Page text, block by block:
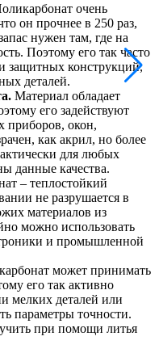
очень
он прочнее в 250 раз,
нужен там, где на
Поэтому его так часто
защитных конструкций,
деталей.
Материал обладает
его задействуют
приборов, окон,
как акрил, но более
для любых
данные качества.
– теплостойкий
не разрушается в
материалов из
можно использовать
и промышленной
может принимать
его так активно
мелких деталей или
параметры точности.
при помощи литья